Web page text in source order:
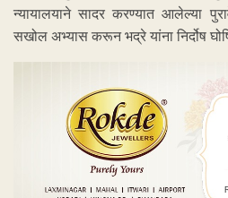
न्यायालयाने सादर करण्यात आलेल्या
सखोल अभ्यास करून भद्रे यांना निर्दोष